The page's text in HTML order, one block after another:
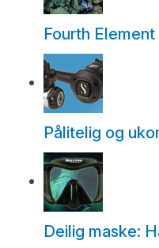
Fourth
Pålitelig og
Deilig maske: